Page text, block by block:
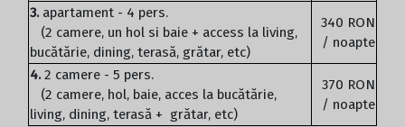
3. apartament - 4 pers.
(2 camere, un hol si baie + access la living,
bucătărie, dining, terasă, grătar, etc)
340 RON
/ noapte
4. 2 camere - 5 pers.
(2 camere, hol, baie, acces la bucătărie,
living, dining, terasă + grătar, etc)
370 RON
/ noapte